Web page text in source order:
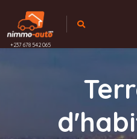
+237 678 542 065